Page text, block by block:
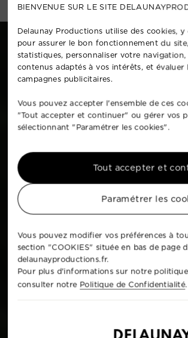
BIENVENUE SUR LE SITE
Delaunay Productions utilise des cookies,
pour assurer le bon fonctionnement du
statistiques, personnaliser votre
contenus adaptés à vos intérêts, et
campagnes publicitaires.
Vous pouvez accepter l'ensemble de ces
"Tout accepter et continuer" ou gérer vos
sélectionnant "Paramétrer les cookies".
Paramétrer les
Tout accepter et
Vous pouvez modifier vos préférences à
section "COOKIES" située en bas de page
delaunayproductions.fr.
Pour plus d'informations sur notre
consulter notre Politique de Confidentialité.